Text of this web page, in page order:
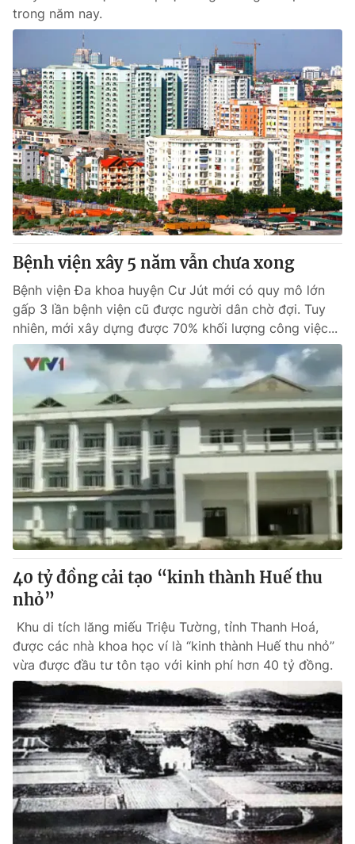
trong năm nay.
Bệnh viện xây 5 năm vẫn chưa xong
Bệnh viện Đa khoa huyện Cư Jút mới có quy mô lớn
gấp 3 lần bệnh viện cũ được người dân chờ đợi. Tuy
nhiên, mới xây dựng được 70% khối lượng công việc...
40 tỷ đồng cải tạo “kinh thành Huế thu
nhỏ”
Khu di tích lăng miếu Triệu Tường, tỉnh Thanh Hoá,
được các nhà khoa học ví là “kinh thành Huế thu nhỏ”
vừa được đầu tư tôn tạo với kinh phí hơn 40 tỷ đồng.